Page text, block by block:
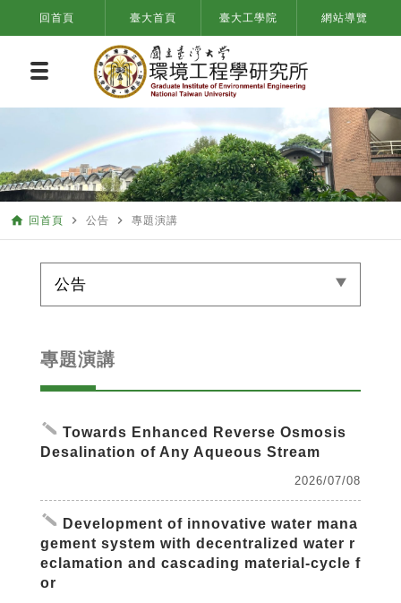
回首頁 臺大首頁 臺大工學院 網站導覽
home 回首頁 navigate_next 公告 navigate_next 專題演講
公告
專題演講
create Towards Enhanced Reverse Osmosis
Desalination of Any Aqueous Stream
2026/07/08
create Development of innovative water mana
gement system with decentralized water r
eclamation and cascading material-cycle f
or